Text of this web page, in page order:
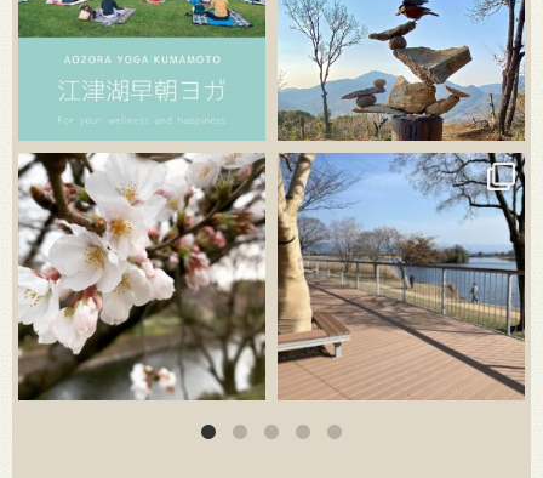
3月 20 3月 18